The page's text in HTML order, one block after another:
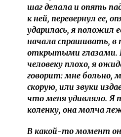
шаг делала и опять
к ней, перевернул ее,
ударилась, я положил
начала спрашивать, в
открытыми глазами.
человеку плохо, я
говорит: мне больно,
скорую, или звуки
что меня удивляло. Я
коленку, она молча
В какой-то момент